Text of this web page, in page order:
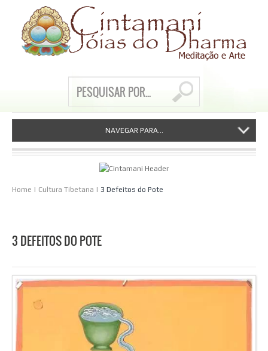
NAVEGAR PARA...
Home | Cultura Tibetana | 3 Defeitos do Pote
3 DEFEITOS DO POTE